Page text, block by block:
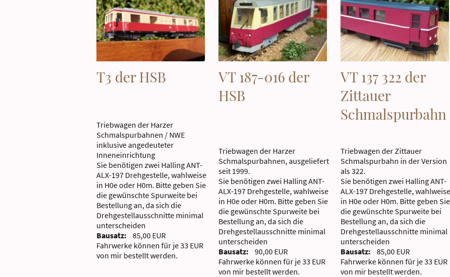
T3 der HSB
Triebwagen der Harzer
Schmalspurbahnen / NWE
inklusive angedeuteter
Inneneinrichtung
Sie benötigen zwei Halling ANT-
ALX-197 Drehgestelle, wahlweise
in H0e oder H0m. Bitte geben Sie
die gewünschte Spurweite bei
Bestellung an, da sich die
Drehgestellausschnitte minimal
unterscheiden
Bausatz: 85,00 EUR
Fahrwerke können für je 33 EUR
von mir bestellt werden.
VT 187-016 der
HSB
Triebwagen der Harzer
Schmalspurbahnen, ausgeliefert
seit 1999.
Sie benötigen zwei Halling ANT-
ALX-197 Drehgestelle, wahlweise
in H0e oder H0m. Bitte geben Sie
die gewünschte Spurweite bei
Bestellung an, da sich die
Drehgestellausschnitte minimal
unterscheiden
Bausatz: 90,00 EUR
Fahrwerke können für je 33 EUR
von mir bestellt werden.
VT 137 322 der
Zittauer
Schmalspurbahn
Triebwagen der Zittauer
Schmalspurbahn in der Version
als 322.
Sie benötigen zwei Halling ANT-
ALX-197 Drehgestelle, wahlweise
in H0e oder H0m. Bitte geben Sie
die gewünschte Spurweite bei
Bestellung an, da sich die
Drehgestellausschnitte minimal
unterscheiden
Bausatz: 85,00 EUR
Fahrwerke können für je 33 EUR
von mir bestellt werden.